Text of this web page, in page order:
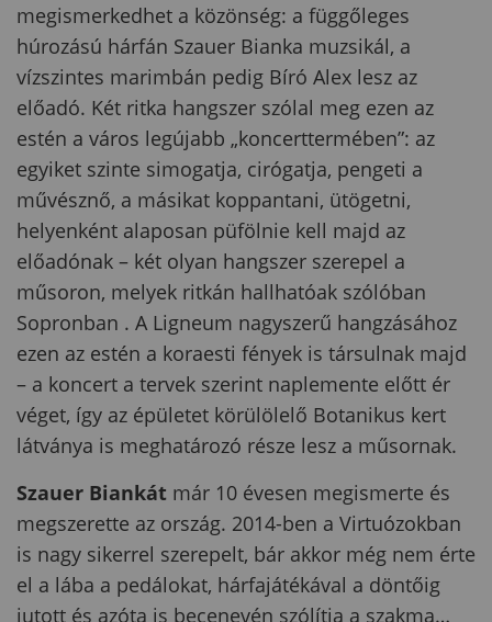
megismerkedhet a közönség: a függőleges
húrozású hárfán Szauer Bianka muzsikál, a
vízszintes marimbán pedig Bíró Alex lesz az
előadó. Két ritka hangszer szólal meg ezen az
estén a város legújabb „koncerttermében”: az
egyiket szinte simogatja, cirógatja, pengeti a
művésznő, a másikat koppantani, ütögetni,
helyenként alaposan püfölnie kell majd az
előadónak – két olyan hangszer szerepel a
műsoron, melyek ritkán hallhatóak szólóban
Sopronban . A Ligneum nagyszerű hangzásához
ezen az estén a koraesti fények is társulnak majd
– a koncert a tervek szerint naplemente előtt ér
véget, így az épületet körülölelő Botanikus kert
látványa is meghatározó része lesz a műsornak.
Szauer Biankát már 10 évesen megismerte és
megszerette az ország. 2014-ben a Virtuózokban
is nagy sikerrel szerepelt, bár akkor még nem érte
el a lába a pedálokat, hárfajátékával a döntőig
jutott és azóta is becenevén szólítja a szakma…